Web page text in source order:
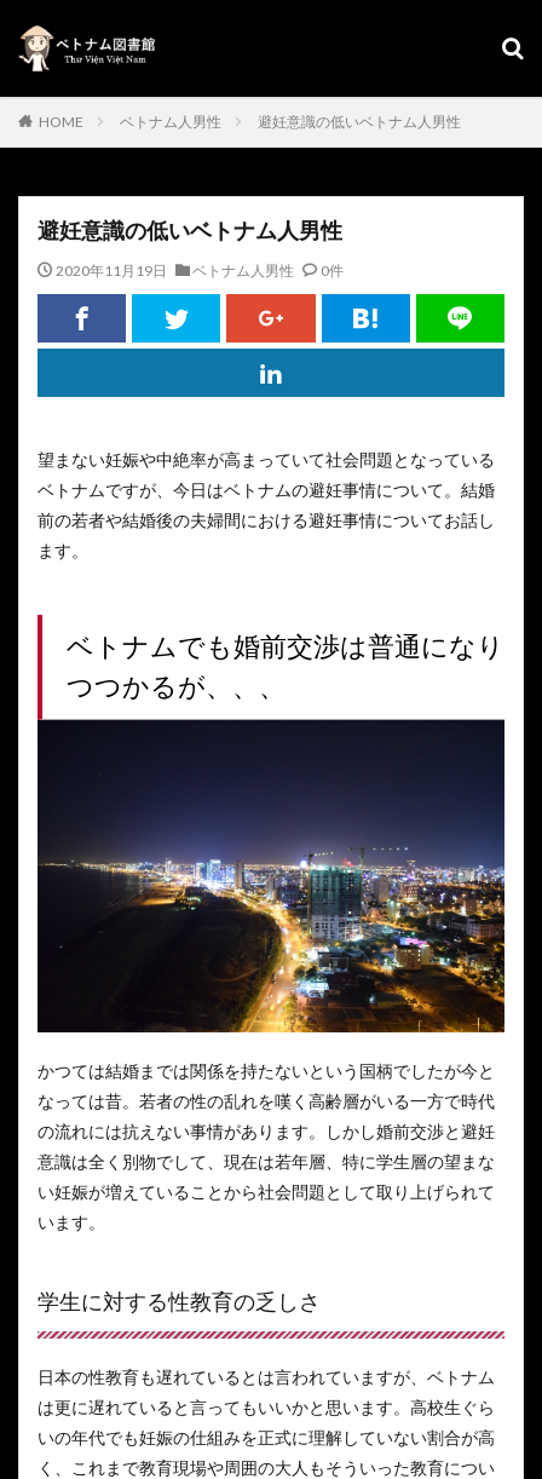
HOME ベトナム人男性 避妊意識の低いベトナム人男性
避妊意識の低いベトナム人男性
2020年11月19日 ベトナム人男性 0件
望まない妊娠や中絶率が高まっていて社会問題となっている
ベトナムですが、今日はベトナムの避妊事情について。結婚
前の若者や結婚後の夫婦間における避妊事情についてお話し
ます。
ベトナムでも婚前交渉は普通になり
つつかるが、、、
かつては結婚までは関係を持たないという国柄でしたが今と
なっては昔。若者の性の乱れを嘆く高齢層がいる一方で時代
の流れには抗えない事情があります。しかし婚前交渉と避妊
意識は全く別物でして、現在は若年層、特に学生層の望まな
い妊娠が増えていることから社会問題として取り上げられて
います。
学生に対する性教育の乏しさ
日本の性教育も遅れているとは言われていますが、ベトナム
は更に遅れていると言ってもいいかと思います。高校生ぐら
いの年代でも妊娠の仕組みを正式に理解していない割合が高
く、これまで教育現場や周囲の大人もそういった教育につい